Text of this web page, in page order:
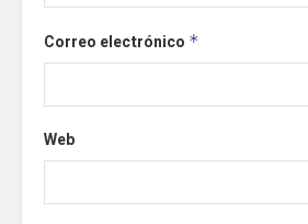
Correo electrónico *
Web